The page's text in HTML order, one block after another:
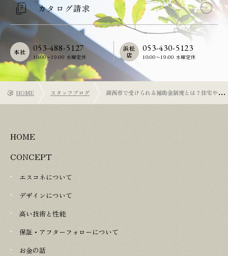
カタログ請求
053-488-5127
10:00〜19:00 水曜定休
本社 053-430-5123
10:00〜19:00 水曜定休
浜松
店
HOME スタッフブログ 湖西市で受けられる補助金制度とは？住宅や医
HOME
CONCEPT
エスコネについて
デザインについて
高い技術と性能
保証・アフターフォローについて
お金の話